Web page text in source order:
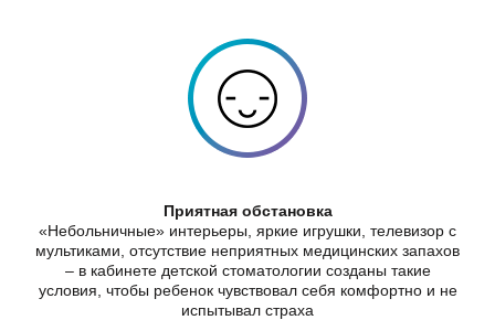
Приятная обстановка
«Небольничные» интерьеры, яркие игрушки, телевизор с
мультиками, отсутствие неприятных медицинских запахов
– в кабинете детской стоматологии созданы такие
условия, чтобы ребенок чувствовал себя комфортно и не
испытывал страха